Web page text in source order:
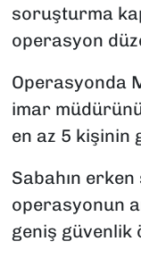
soruşturma
operasyon
Operasyonda
imar
en az 5 kişinin
Sabahın
operasyonun
geniş güvenlik